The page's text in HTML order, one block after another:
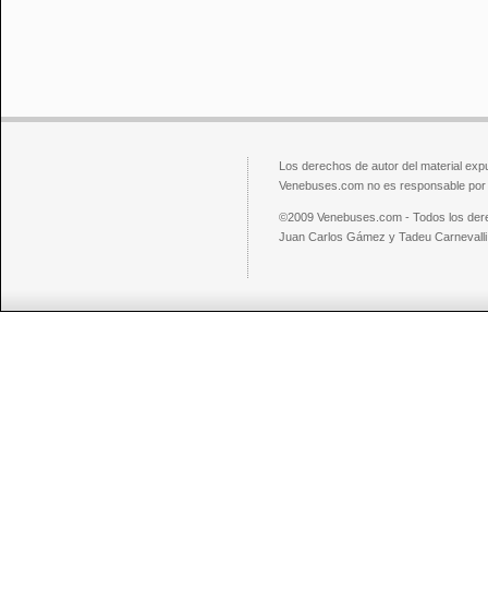
Los derechos de autor del material
Venebuses.com no es responsable
©2009 Venebuses.com - Todos los
Juan Carlos Gámez y Tadeu Carnevalli